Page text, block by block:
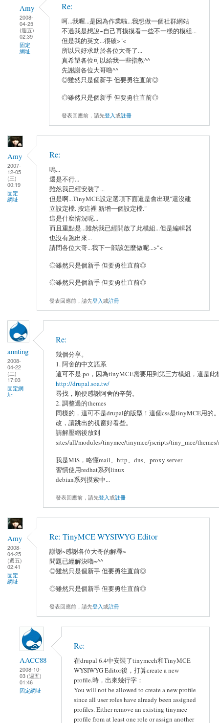
Amy
2008-
04-25
(週五)
02:39
固定
網址
Re:
呵...我喔...是因為作業啦...我想做一個社群網站
不過我是想說~自己再摸摸看一些不一樣的模組...
但是我的英文...很破>"<
所以只好求助於各位大哥了...
真希望各位可以給我一些指教^^
先謝謝各位大哥嚕^^
◎雖然只是個新手 但要勇往直前◎
◎雖然只是個新手 但要勇往直前◎
發表回應前，請先登入或註冊
Amy
2007-
12-05
(三)
00:19
固定
網址
Re:
嗚...
還是不行...
雖然我已經安裝了...
但是啊...TinyMCE設定選項下面還是會出現"還沒建
立設定檔. 按這裡 新增一個設定檔."
這是什麼情況呢...
而且重點是...雖然我已經開啟了此模組...但是編輯器
也沒有跑出來...
請問各位大哥...我下一部該怎麼做呢...>"<
◎雖然只是個新手 但要勇往直前◎
◎雖然只是個新手 但要勇往直前◎
發表回應前，請先登入或註冊
annting
2008-
04-22
(二)
17:03
固定網
址
Re:
幾個分享。
1. 阿舍的中文語系
這可不是.po，因為tinyMCE需要用到第三方模組，這是此
http://drupal.soa.tw/
尋找，順便感謝阿舍的辛勞。
2. 調整過的themes
同樣的，這可不是drupal的版型！這個css是tinyMCE用的
改，讓跳出的視窗好看些。
請解壓縮後放到
sites/all/modules/tinymce/tinymce/jscripts/tiny_mce/
我是MIS，略懂mail、http、dns、proxy server
習慣使用redhat系列linux
debian系列摸索中...
發表回應前，請先登入或註冊
Amy
2008-
04-25
(週五)
02:41
固定
網址
Re: TinyMCE WYSIWYG Editor
謝謝~感謝各位大哥的解釋~
問題已經解決嚕~^^
◎雖然只是個新手 但要勇往直前◎
◎雖然只是個新手 但要勇往直前◎
發表回應前，請先登入或註冊
AACC88
2008-10-
03 (週五)
01:46
固定網址
Re:
在drupal 6.4中安裝了tinymceh和TinyMCE
WYSIWYG Editor後，打算create a new
profile.時，出來幾行字：
You will not be allowed to create a new profile
since all user roles have already been assigned
profiles. Either remove an existing tinymce
profile from at least one role or assign another